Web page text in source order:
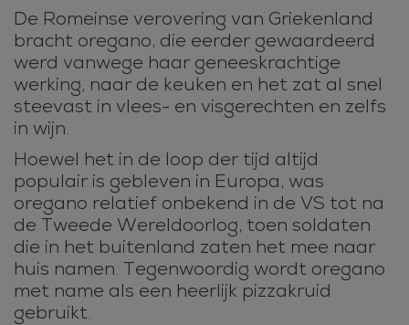
De Romeinse verovering van Griekenland
bracht oregano, die eerder gewaardeerd
werd vanwege haar geneeskrachtige
werking, naar de keuken en het zat al snel
steevast in vlees- en visgerechten en zelfs
in wijn.
Hoewel het in de loop der tijd altijd
populair is gebleven in Europa, was
oregano relatief onbekend in de VS tot na
de Tweede Wereldoorlog, toen soldaten
die in het buitenland zaten het mee naar
huis namen. Tegenwoordig wordt oregano
met name als een heerlijk pizzakruid
gebruikt.